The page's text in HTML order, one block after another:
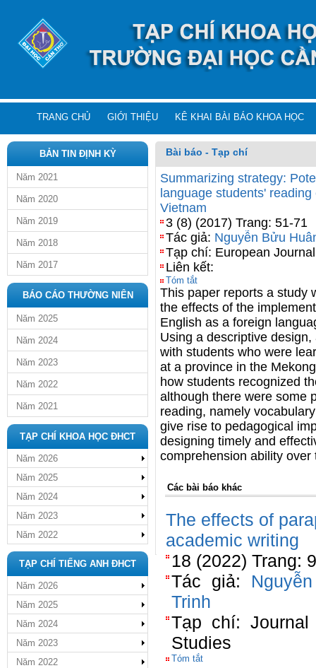
TRANG CHỦ GIỚI THIỆU KÊ KHAI BÀI BÁO KHOA HỌC
BẢN TIN ĐỊNH KỲ
Năm 2021
Năm 2020
Năm 2019
Năm 2018
Năm 2017
BÁO CÁO THƯỜNG NIÊN
Năm 2025
Năm 2024
Năm 2023
Năm 2022
Năm 2021
TẠP CHÍ KHOA HỌC ĐHCT
Năm 2026
Năm 2025
Năm 2024
Năm 2023
Năm 2022
TẠP CHÍ TIẾNG ANH ĐHCT
Năm 2026
Năm 2025
Năm 2024
Năm 2023
Năm 2022
Bài báo - Tạp chí
Summarizing strategy:
language students'
Vietnam
3 (8) (2017) Trang: 51-71
Tác giả: Nguyễn Bửu
Tạp chí: European
Liên kết:
Tóm tắt
This paper reports a study
the effects of the
English as a foreign
Using a descriptive
with students who were
at a province in the
how students recognized
although there were some
reading, namely
give rise to pedagogical
designing timely and
comprehension ability over
Các bài báo khác
The effects of
academic writing
18 (2022) Trang:
Tác giả:
Trinh
Tạp chí:
Studies
Tóm tắt